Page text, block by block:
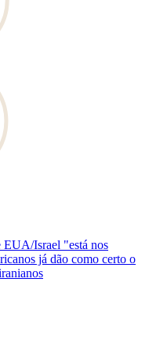
EUA/Israel "está nos
já dão como certo o